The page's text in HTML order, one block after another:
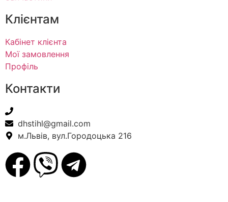
Клієнтам
Кабінет клієнта
Мої замовлення
Профіль
Контакти
dhstihl@gmail.com
м.Львів, вул.Городоцька 216